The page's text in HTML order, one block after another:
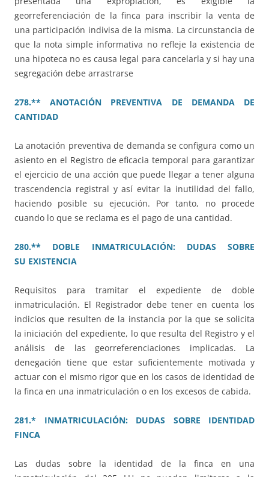
georreferenciación de la finca para inscribir la venta de
una participación indivisa de la misma. La circunstancia de
que la nota simple informativa no refleje la existencia de
una hipoteca no es causa legal para cancelarla y si hay una
segregación debe arrastrarse
278.** ANOTACIÓN PREVENTIVA DE DEMANDA DE
CANTIDAD
La anotación preventiva de demanda se configura como un
asiento en el Registro de eficacia temporal para garantizar
el ejercicio de una acción que puede llegar a tener alguna
trascendencia registral y así evitar la inutilidad del fallo,
haciendo posible su ejecución. Por tanto, no procede
cuando lo que se reclama es el pago de una cantidad.
280.** DOBLE INMATRICULACIÓN: DUDAS SOBRE
SU EXISTENCIA
Requisitos para tramitar el expediente de doble
inmatriculación. El Registrador debe tener en cuenta los
indicios que resulten de la instancia por la que se solicita
la iniciación del expediente, lo que resulta del Registro y el
análisis de las georreferenciaciones implicadas. La
denegación tiene que estar suficientemente motivada y
actuar con el mismo rigor que en los casos de identidad de
la finca en una inmatriculación o en los excesos de cabida.
281.* INMATRICULACIÓN: DUDAS SOBRE IDENTIDAD
FINCA
Las dudas sobre la identidad de la finca en una